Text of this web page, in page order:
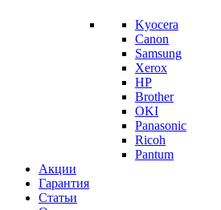
Kyocera
Canon
Samsung
Xerox
HP
Brother
OKI
Panasonic
Ricoh
Pantum
Акции
Гарантия
Статьи